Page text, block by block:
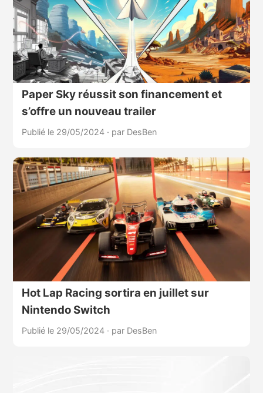
Paper Sky réussit son financement et
s’offre un nouveau trailer
Publié le 29/05/2024 · par DesBen
Hot Lap Racing sortira en juillet sur
Nintendo Switch
Publié le 29/05/2024 · par DesBen